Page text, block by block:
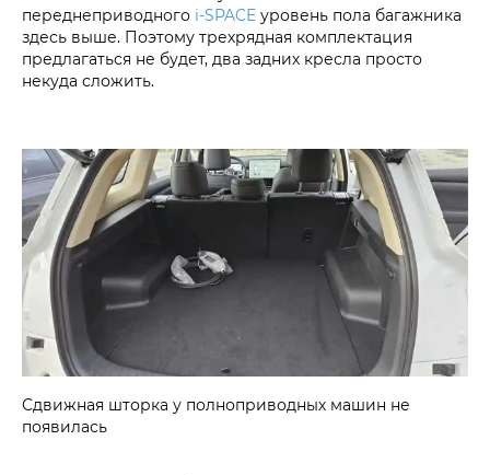
переднеприводного i‑SPACE уровень пола багажника
здесь выше. Поэтому трехрядная комплектация
предлагаться не будет, два задних кресла просто
некуда сложить.
Сдвижная шторка у полноприводных машин не
появилась